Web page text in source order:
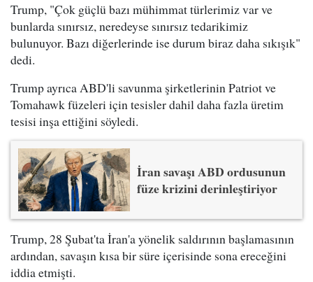
Trump, "Çok güçlü bazı mühimmat türlerimiz var ve
bunlarda sınırsız, neredeyse sınırsız tedarikimiz
bulunuyor. Bazı diğerlerinde ise durum biraz daha sıkışık"
dedi.
Trump ayrıca ABD'li savunma şirketlerinin Patriot ve
Tomahawk füzeleri için tesisler dahil daha fazla üretim
tesisi inşa ettiğini söyledi.
İran savaşı ABD ordusunun
füze krizini derinleştiriyor
Trump, 28 Şubat'ta İran'a yönelik saldırının başlamasının
ardından, savaşın kısa bir süre içerisinde sona ereceğini
iddia etmişti.